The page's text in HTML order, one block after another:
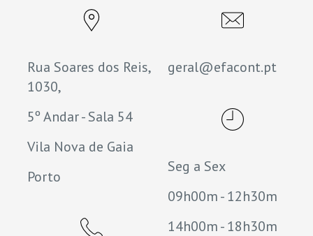
Rua Soares dos Reis,
1030,
5º Andar - Sala 54
Vila Nova de Gaia
Porto
geral@efacont.pt
Seg a Sex
09h00m - 12h30m
14h00m - 18h30m